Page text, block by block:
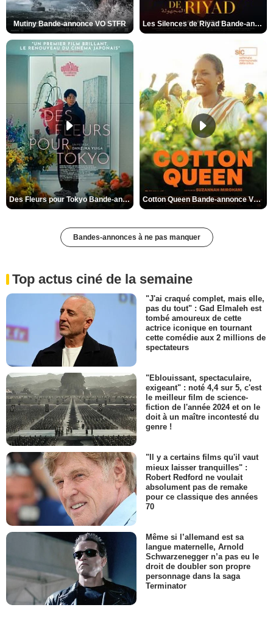
Mutiny Bande-annonce VO STFR Les Silences de Riyad Bande-annonce VO STFR
Des Fleurs pour Tokyo Bande-annonce VO STFR Cotton Queen Bande-annonce VO STFR
Bandes-annonces à ne pas manquer
Top actus ciné de la semaine
"J'ai craqué complet, mais elle,
pas du tout" : Gad Elmaleh est
tombé amoureux de cette
actrice iconique en tournant
cette comédie aux 2 millions de
spectateurs
"Eblouissant, spectaculaire,
exigeant" : noté 4,4 sur 5, c'est
le meilleur film de science-
fiction de l'année 2024 et on le
doit à un maître incontesté du
genre !
"Il y a certains films qu'il vaut
mieux laisser tranquilles" :
Robert Redford ne voulait
absolument pas de remake
pour ce classique des années
70
Même si l’allemand est sa
langue maternelle, Arnold
Schwarzenegger n’a pas eu le
droit de doubler son propre
personnage dans la saga
Terminator